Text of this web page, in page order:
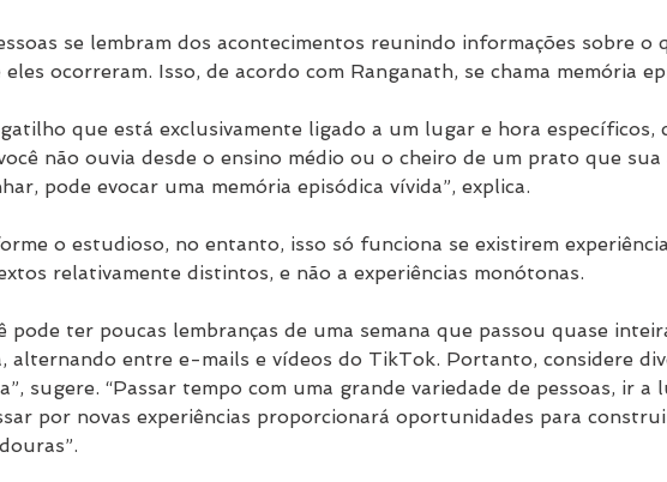
se lembram dos acontecimentos reunindo informações sobre o
eles ocorreram. Isso, de acordo com Ranganath, se chama memória
que está exclusivamente ligado a um lugar e hora específicos,
não ouvia desde o ensino médio ou o cheiro de um prato que sua
pode evocar uma memória episódica vívida”, explica.
o estudioso, no entanto, isso só funciona se existirem
relativamente distintos, e não a experiências monótonas.
pode ter poucas lembranças de uma semana que passou quase
alternando entre e-mails e vídeos do TikTok. Portanto, considere
sugere. “Passar tempo com uma grande variedade de pessoas, ir a
por novas experiências proporcionará oportunidades para